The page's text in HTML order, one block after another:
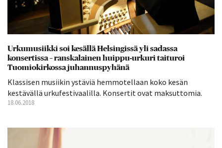
Urkumusiikki soi kesällä Helsingissä yli sadassa
konsertissa – ranskalainen huippu-urkuri taituroi
Tuomiokirkossa juhannuspyhänä
Klassisen musiikin ystäviä hemmotellaan koko kesän
kestävällä urkufestivaalilla. Konsertit ovat maksuttomia.
18.06.2018